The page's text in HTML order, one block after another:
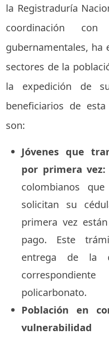
la Registraduría
coordinación con
gubernamentales, ha
sectores de la
la expedición de
beneficiarios de
son:
Jóvenes que
por primera vez:
colombianos
solicitan su
primera vez
pago. Este
entrega de la
policarbonato.
Población en
vulnerabilidad